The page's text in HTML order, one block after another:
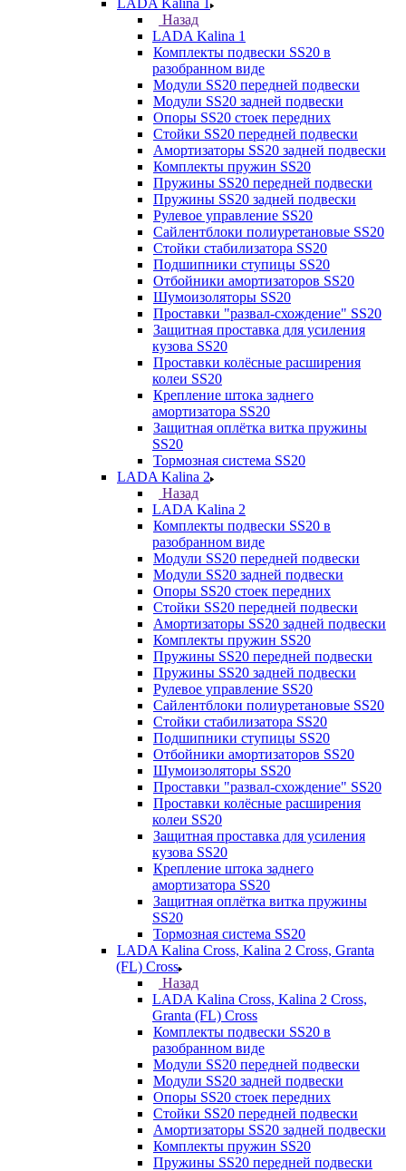
LADA Kalina 1
Назад
LADA Kalina 1
Комплекты подвески SS20 в
разобранном виде
Модули SS20 передней подвески
Модули SS20 задней подвески
Опоры SS20 стоек передних
Стойки SS20 передней подвески
Амортизаторы SS20 задней подвески
Комплекты пружин SS20
Пружины SS20 передней подвески
Пружины SS20 задней подвески
Рулевое управление SS20
Сайлентблоки полиуретановые SS20
Стойки стабилизатора SS20
Подшипники ступицы SS20
Отбойники амортизаторов SS20
Шумоизоляторы SS20
Проставки "развал-схождение" SS20
Защитная проставка для усиления
кузова SS20
Проставки колёсные расширения
колеи SS20
Крепление штока заднего
амортизатора SS20
Защитная оплётка витка пружины
SS20
Тормозная система SS20
LADA Kalina 2
Назад
LADA Kalina 2
Комплекты подвески SS20 в
разобранном виде
Модули SS20 передней подвески
Модули SS20 задней подвески
Опоры SS20 стоек передних
Стойки SS20 передней подвески
Амортизаторы SS20 задней подвески
Комплекты пружин SS20
Пружины SS20 передней подвески
Пружины SS20 задней подвески
Рулевое управление SS20
Сайлентблоки полиуретановые SS20
Стойки стабилизатора SS20
Подшипники ступицы SS20
Отбойники амортизаторов SS20
Шумоизоляторы SS20
Проставки "развал-схождение" SS20
Проставки колёсные расширения
колеи SS20
Защитная проставка для усиления
кузова SS20
Крепление штока заднего
амортизатора SS20
Защитная оплётка витка пружины
SS20
Тормозная система SS20
LADA Kalina Cross, Kalina 2 Cross, Granta
(FL) Cross
Назад
LADA Kalina Cross, Kalina 2 Cross,
Granta (FL) Cross
Комплекты подвески SS20 в
разобранном виде
Модули SS20 передней подвески
Модули SS20 задней подвески
Опоры SS20 стоек передних
Стойки SS20 передней подвески
Амортизаторы SS20 задней подвески
Комплекты пружин SS20
Пружины SS20 передней подвески